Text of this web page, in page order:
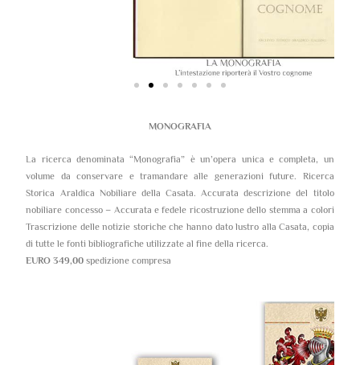
MONOGRAFIA
La ricerca denominata “Monografia” è un’opera unica e completa, un
volume da conservare e tramandare alle generazioni future. Ricerca
Storica Araldica Nobiliare della Casata. Accurata descrizione del titolo
nobiliare concesso – Accurata e fedele ricostruzione dello stemma a colori
Trascrizione delle notizie storiche che hanno dato lustro alla Casata, copia
di tutte le fonti bibliografiche utilizzate al fine della ricerca.
EURO 349,00 spedizione compresa